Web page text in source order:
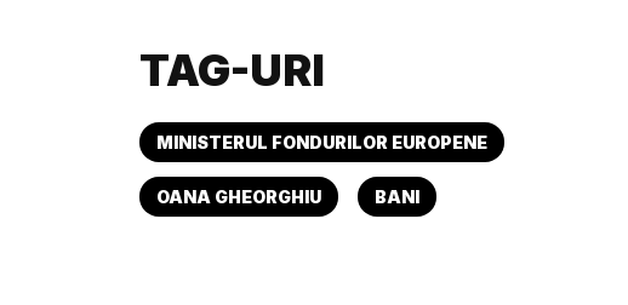
TAG-URI
MINISTERUL FONDURILOR EUROPENE
OANA GHEORGHIU BANI